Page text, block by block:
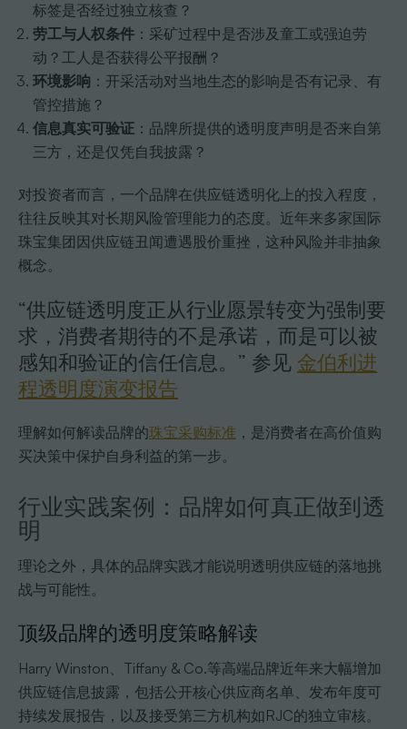
标签是否经过独立核查？
劳工与人权条件 ：采矿过程中是否涉及童工或强迫劳
动？工人是否获得公平报酬？
环境影响 ：开采活动对当地生态的影响是否有记录、有
管控措施？
信息真实可验证 ：品牌所提供的透明度声明是否来自第
三方，还是仅凭自我披露？
对投资者而言，一个品牌在供应链透明化上的投入程度，
往往反映其对长期风险管理能力的态度。近年来多家国际
珠宝集团因供应链丑闻遭遇股价重挫，这种风险并非抽象
概念。
“供应链透明度正从行业愿景转变为强制要
求，消费者期待的不是承诺，而是可以被
感知和验证的信任信息。” 参见 金伯利进
程透明度演变报告
理解如何解读品牌的珠宝采购标准 ，是消费者在高价值购
买决策中保护自身利益的第一步。
行业实践案例：品牌如何真正做到透
明
理论之外，具体的品牌实践才能说明透明供应链的落地挑
战与可能性。
顶级品牌的透明度策略解读
Harry Winston、Tiffany & Co.等高端品牌近年来大幅增加
供应链信息披露，包括公开核心供应商名单、发布年度可
持续发展报告，以及接受第三方机构如RJC的独立审核。